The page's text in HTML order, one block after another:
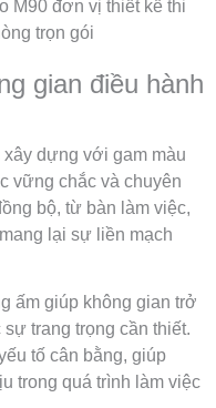
M90 đơn vị thiết kế thi
trọn gói
gian điều hành
dựng với gam màu
vững chắc và chuyên
bộ, từ bàn làm việc,
lại sự liền mạch
ấm giúp không gian trở
trang trọng cần thiết.
tố cân bằng, giúp
trong quá trình làm việc